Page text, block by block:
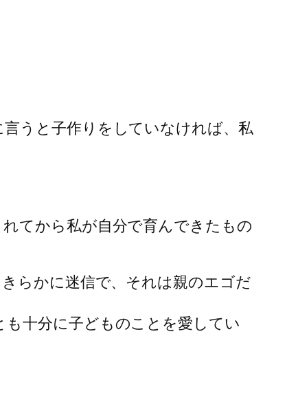
うと子作りをしていなければ、私
てから私が自分で育んできたもの
らかに迷信で、それは親のエゴだ
十分に子どものことを愛してい